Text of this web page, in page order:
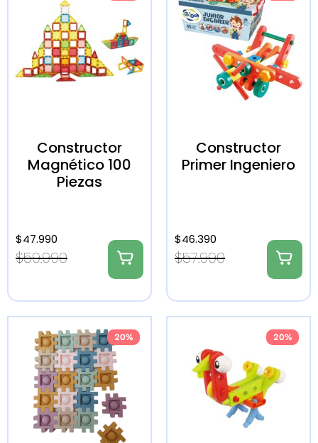
Constructor
Magnético 100
Piezas
$59.990
$47.990
Constructor
Primer Ingeniero
$57.990
$46.390
20% 20%